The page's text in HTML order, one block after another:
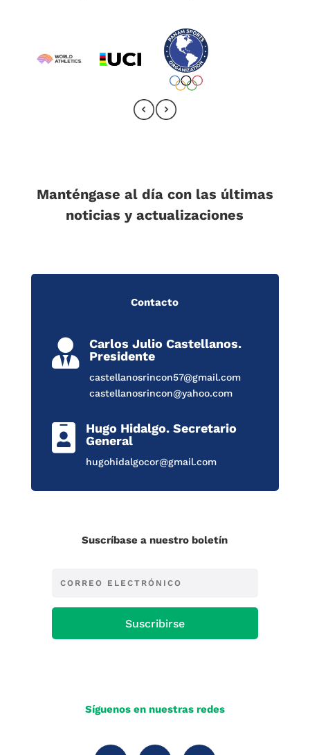
Manténgase al día con las últimas
noticias y actualizaciones
Contacto

Carlos Julio Castellanos.
Presidente
castellanosrincon57@gmail.com
castellanosrincon@yahoo.com

Hugo Hidalgo. Secretario
General
hugohidalgocor@gmail.com
Suscríbase a nuestro boletín
Suscribirse
Síguenos en nuestras redes